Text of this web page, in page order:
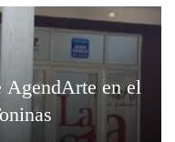
AgendArte en el